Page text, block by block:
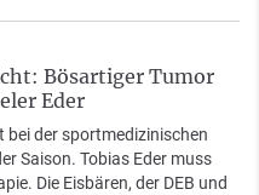
Bösartiger Tumor
Eder
bei der sportmedizinischen
Saison. Tobias Eder muss
Die Eisbären, der DEB und